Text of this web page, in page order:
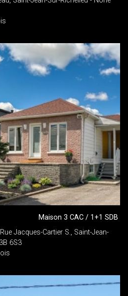
Maison 3 CAC / 1+1 SDB
Jacques-Cartier S., Saint-Jean-
6S3